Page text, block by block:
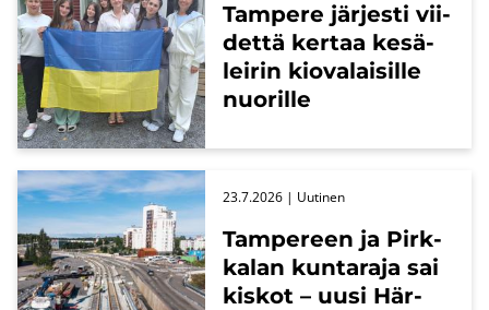
Tam­pe­re jär­jes­ti vii­
det­tä ker­taa ke­sä­
lei­rin kio­va­lai­sil­le
nuo­ril­le
Tam­pe­reen ja Pirk­
ka­lan kun­ta­ra­ja sai
kis­kot – uusi Här­
23.7.2026 | Uu­ti­nen